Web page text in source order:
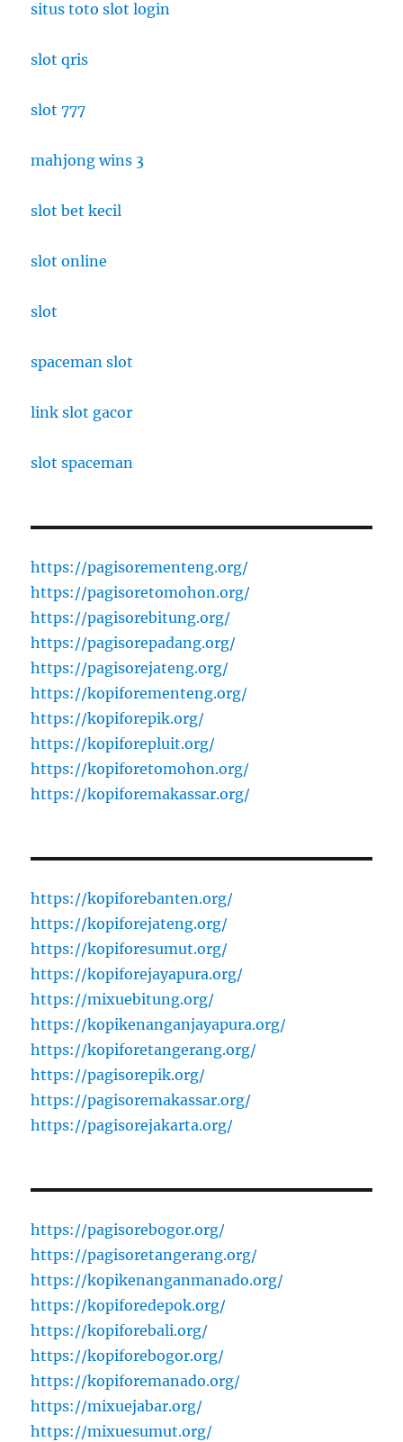
situs toto slot login
slot qris
slot 777
mahjong wins 3
slot bet kecil
slot online
slot
spaceman slot
link slot gacor
slot spaceman
https://pagisorementeng.org/
https://pagisoretomohon.org/
https://pagisorebitung.org/
https://pagisorepadang.org/
https://pagisorejateng.org/
https://kopiforementeng.org/
https://kopiforepik.org/
https://kopiforepluit.org/
https://kopiforetomohon.org/
https://kopiforemakassar.org/
https://kopiforebanten.org/
https://kopiforejateng.org/
https://kopiforesumut.org/
https://kopiforejayapura.org/
https://mixuebitung.org/
https://kopikenanganjayapura.org/
https://kopiforetangerang.org/
https://pagisorepik.org/
https://pagisoremakassar.org/
https://pagisorejakarta.org/
https://pagisorebogor.org/
https://pagisoretangerang.org/
https://kopikenanganmanado.org/
https://kopiforedepok.org/
https://kopiforebali.org/
https://kopiforebogor.org/
https://kopiforemanado.org/
https://mixuejabar.org/
https://mixuesumut.org/